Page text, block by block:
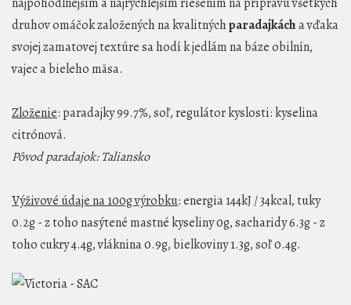
druhov omáčok založených na kvalitnýchparadajkácha vďaka
svojej zamatovej textúre sa hodí k jedlám na báze obilnín,
vajec a bieleho mäsa.
Zloženie: paradajky 99.7%, soľ, regulátor kyslosti: kyselina
citrónová.
Pôvod paradajok: Taliansko
Výživové údaje na 100g výrobku: energia 144kJ / 34kcal, tuky
0.2g - z toho nasýtené mastné kyseliny 0g, sacharidy 6.3g - z
toho cukry 4.4g, vláknina 0.9g, bielkoviny 1.3g, soľ 0.4g.